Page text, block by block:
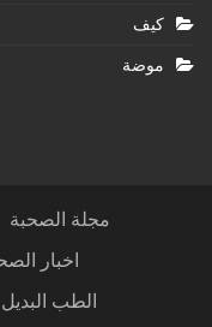
كيف
موضة
مجلة الصحبة
اخبار
الطب البديل